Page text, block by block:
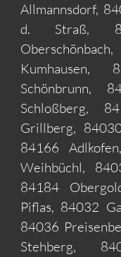
Allmannsdorf,
d. Straß,
Kumhausen,
Schönbrunn,
Schloßberg,
Grillberg,
84166
Weihbüchl,
84184
Piflas, 84032
84036
Stehberg,